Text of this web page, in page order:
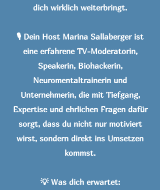
dich wirklich weiterbringt.
🎙️ Dein Host Marina Sallaberger ist
eine erfahrene TV-Moderatorin,
Speakerin, Biohackerin,
Neuromentaltrainerin und
Unternehmerin, die mit Tiefgang,
Expertise und ehrlichen Fragen dafür
sorgt, dass du nicht nur motiviert
wirst, sondern direkt ins Umsetzen
kommst.
💡 Was dich erwartet: